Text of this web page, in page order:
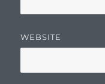
WEBSITE